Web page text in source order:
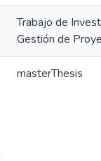
Trabajo de
Gestión de
masterThesis